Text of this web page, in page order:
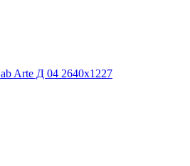
Arte Д 04 2640х1227